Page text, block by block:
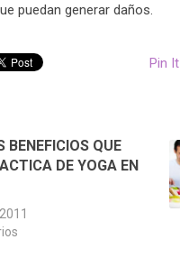
puedan generar daños.
Pin It
BENEFICIOS QUE
DE YOGA EN